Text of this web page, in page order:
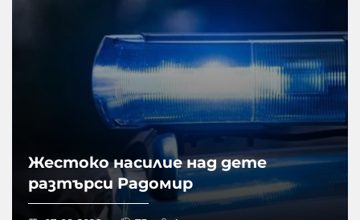
Жестоко насилие над дете
разтърси Радомир